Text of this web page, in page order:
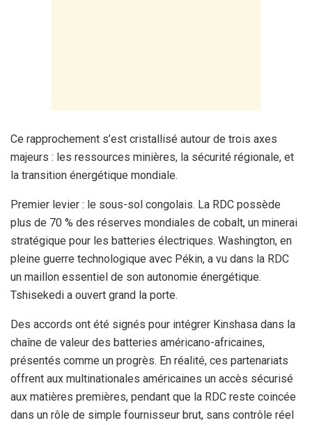
Ce rapprochement s’est cristallisé autour de trois axes
majeurs : les ressources minières, la sécurité régionale, et
la transition énergétique mondiale.
Premier levier : le sous-sol congolais. La RDC possède
plus de 70 % des réserves mondiales de cobalt, un minerai
stratégique pour les batteries électriques. Washington, en
pleine guerre technologique avec Pékin, a vu dans la RDC
un maillon essentiel de son autonomie énergétique.
Tshisekedi a ouvert grand la porte.
Des accords ont été signés pour intégrer Kinshasa dans la
chaîne de valeur des batteries américano-africaines,
présentés comme un progrès. En réalité, ces partenariats
offrent aux multinationales américaines un accès sécurisé
aux matières premières, pendant que la RDC reste coincée
dans un rôle de simple fournisseur brut, sans contrôle réel